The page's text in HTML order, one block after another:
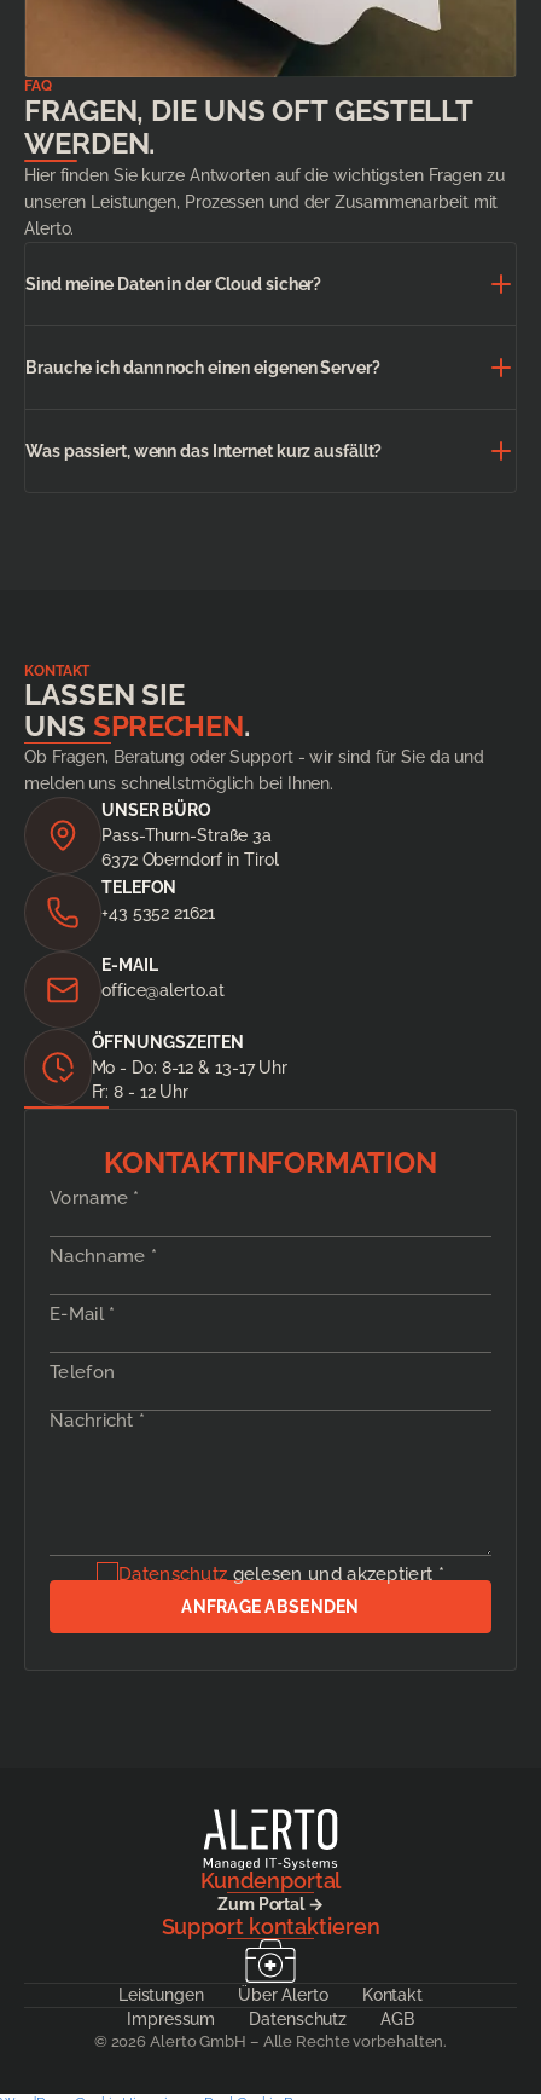
FAQ
FRAGEN, DIE UNS OFT GESTELLT
WERDEN.
Hier finden Sie kurze Antworten auf die wichtigsten Fragen zu
unseren Leistungen, Prozessen und der Zusammenarbeit mit
Alerto.
Sind meine Daten in der Cloud sicher?
Brauche ich dann noch einen eigenen Server?
Was passiert, wenn das Internet kurz ausfällt?
KONTAKT
LASSEN SIE
UNS SPRECHEN.
Ob Fragen, Beratung oder Support - wir sind für Sie da und
melden uns schnellstmöglich bei Ihnen.
UNSER BÜRO
Pass-Thurn-Straße 3a
6372 Oberndorf in Tirol
ÖFFNUNGSZEITEN
Mo - Do: 8-12 & 13-17 Uhr
Fr: 8 - 12 Uhr
TELEFON
+43 5352 21621
E-MAIL
office@alerto.at
KONTAKTINFORMATION
Datenschutz gelesen und akzeptiert *
Kundenportal
Zum Portal →
Support kontaktieren
Leistungen Über Alerto Kontakt
© 2026 Alerto GmbH – Alle Rechte vorbehalten.
Impressum Datenschutz AGB